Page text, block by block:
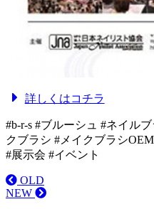
詳しくはコチラ
#b-r-s #ブルーシュ #ネイル
クブラシ #メイクブラシ
#展示会 #イベント
OLD
NEW